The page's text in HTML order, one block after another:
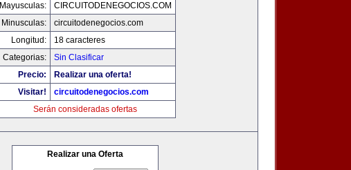
Mayusculas:
CIRCUITODENEGOCIOS.COM
Minusculas:
circuitodenegocios.com
Longitud:
18 caracteres
Categorias:
Sin Clasificar
Precio:
Realizar una oferta!
Visitar!
circuitodenegocios.com
Serán consideradas ofertas
Realizar una Oferta